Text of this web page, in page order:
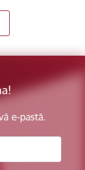
e-pastā.